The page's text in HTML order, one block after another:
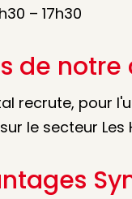
– 17h30
de notre
recrute, pour
sur le secteur